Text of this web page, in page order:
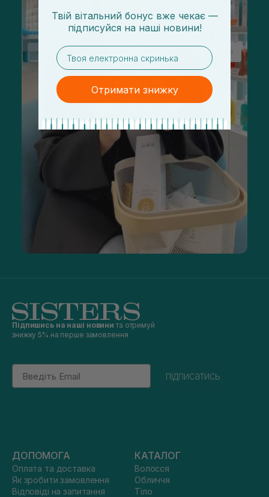
Підпишись на наші новини та отримуй
знижку 5% на перше замовлення
Email
підписатись
ДОПОМОГА
Оплата та доставка
Як зробити замовлення
Відповіді на запитання
КАТАЛОГ
Волосся
Обличчя
Тіло
Твій вітальний бонус вже чекає —
підписуйся на наші новини!
email
Отримати знижку